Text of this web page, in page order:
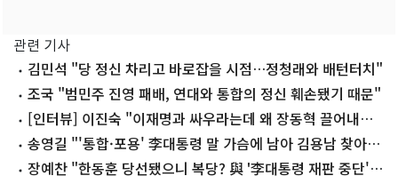
관련 기사
김민석 "당 정신 차리고 바로잡을 시점…정청래와 배턴터치"
조국 "범민주 진영 패배, 연대와 통합의 정신 훼손됐기 때문"
[인터뷰] 이진숙 "이재명과 싸우라는데 왜 장동혁 끌어내리
려 하나"
송영길 "'통합·포용' 李대통령 말 가슴에 남아 김용남 찾아
격려"
장예찬 "한동훈 당선됐으니 복당? 與 '李대통령 재판 중단'